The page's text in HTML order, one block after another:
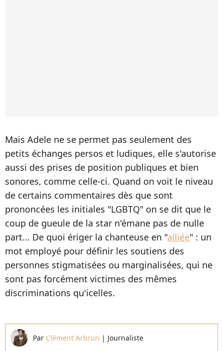
Mais Adele ne se permet pas seulement des
petits échanges persos et ludiques, elle s'autorise
aussi des prises de position publiques et bien
sonores, comme celle-ci. Quand on voit le niveau
de certains commentaires dès que sont
prononcées les initiales "LGBTQ" on se dit que le
coup de gueule de la star n'émane pas de nulle
part... De quoi ériger la chanteuse en "alliée" : un
mot employé pour définir les soutiens des
personnes stigmatisées ou marginalisées, qui ne
sont pas forcément victimes des mêmes
discriminations qu'icelles.
Par Clément Arbrun | Journaliste